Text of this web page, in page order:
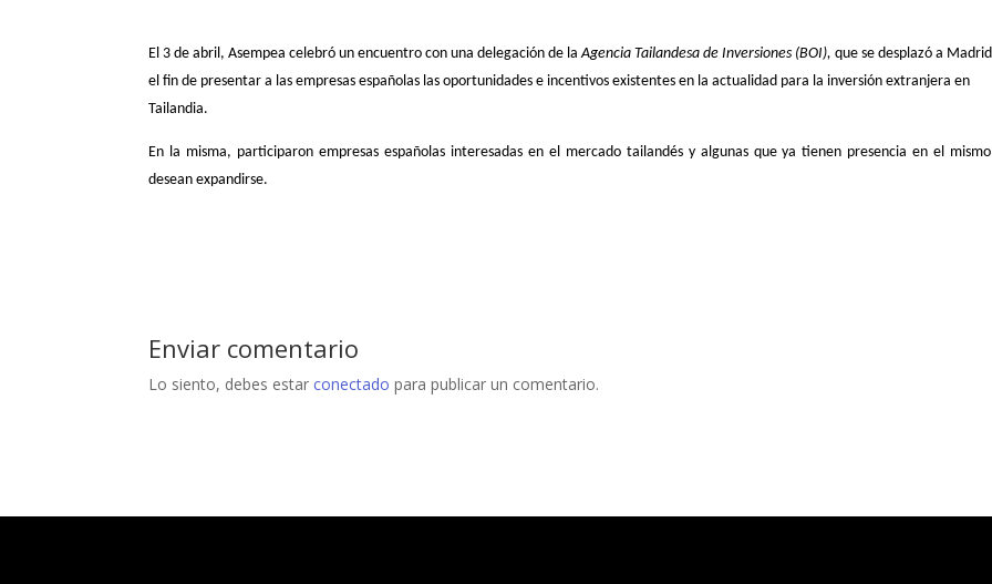
El 3 de abril, Asempea celebró un encuentro con una delegación de laAgencia Tailandesa de Inversiones (BOI), que se desplazó a
el fin de presentar a las empresas españolas las oportunidades e incentivos existentes en la actualidad para la inversión extranjera en
Tailandia.
En la misma, participaron empresas españolas interesadas en el mercado tailandés y algunas que ya tienen presencia en el
desean expandirse.
Enviar comentario
Lo siento, debes estar conectado para publicar un comentario.